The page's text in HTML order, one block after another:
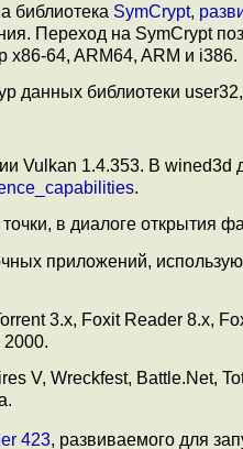
библиотека SymCrypt,
Переход на SymCrypt
64, ARM64, ARM и i386.
данных библиотеки
Vulkan 1.4.353. В wined3d
.
в диалоге открытия
приложений,
3.x, Foxit Reader 8.x,
V, Wreckfest, Battle.Net,
423, развиваемого для